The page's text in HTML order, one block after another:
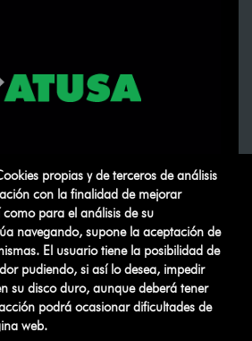
.Todos los derechos
propias y de terceros de análisis
con la finalidad de mejorar
como para el análisis de su
navegando, supone la aceptación de
El usuario tiene la posibilidad de
pudiendo, si así lo desea, impedir
su disco duro, aunque deberá tener
podrá ocasionar dificultades de
web.